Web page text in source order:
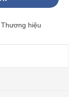
Thương hiệu